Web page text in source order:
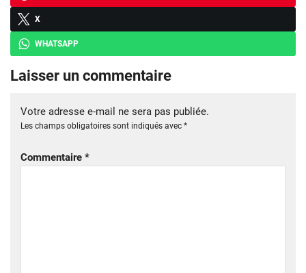
X
WHATSAPP
Laisser un commentaire
Votre adresse e-mail ne sera pas publiée.
Les champs obligatoires sont indiqués avec *
Commentaire *